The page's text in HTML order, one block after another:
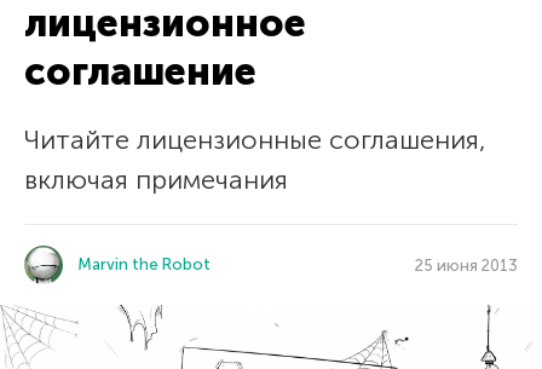
лицензионное
соглашение
Читайте лицензионные соглашения,
включая примечания
Marvin the Robot 25 июня 2013